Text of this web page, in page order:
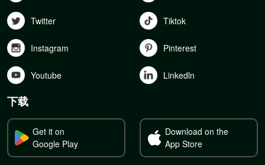
Twitter Tiktok
Instagram Pinterest
Youtube Linkedln
下载
Get it on
Google Play
Download on the
App Store